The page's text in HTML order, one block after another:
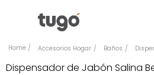
Accesorios Hogar Baños
Dispensador de Jabón Salina
Comedor